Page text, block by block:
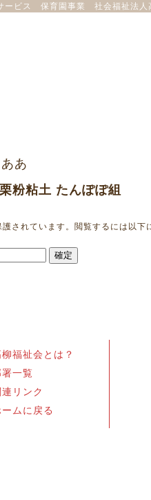
ービス 保育園事業 社会福祉法人
粉粘土 たんぽぽ組
されています。閲覧するには以
福祉会とは？
署一覧
連リンク
ームに戻る